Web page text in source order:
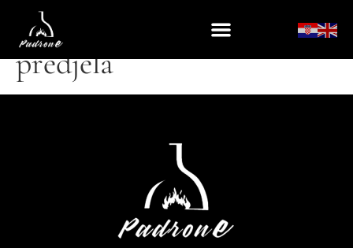
Kategorija:
Hladna
predjela